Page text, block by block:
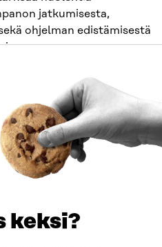
keksi?
jatkumisesta,
ohjelman edistämisestä
panostaa
strategisen
kirjauksella.